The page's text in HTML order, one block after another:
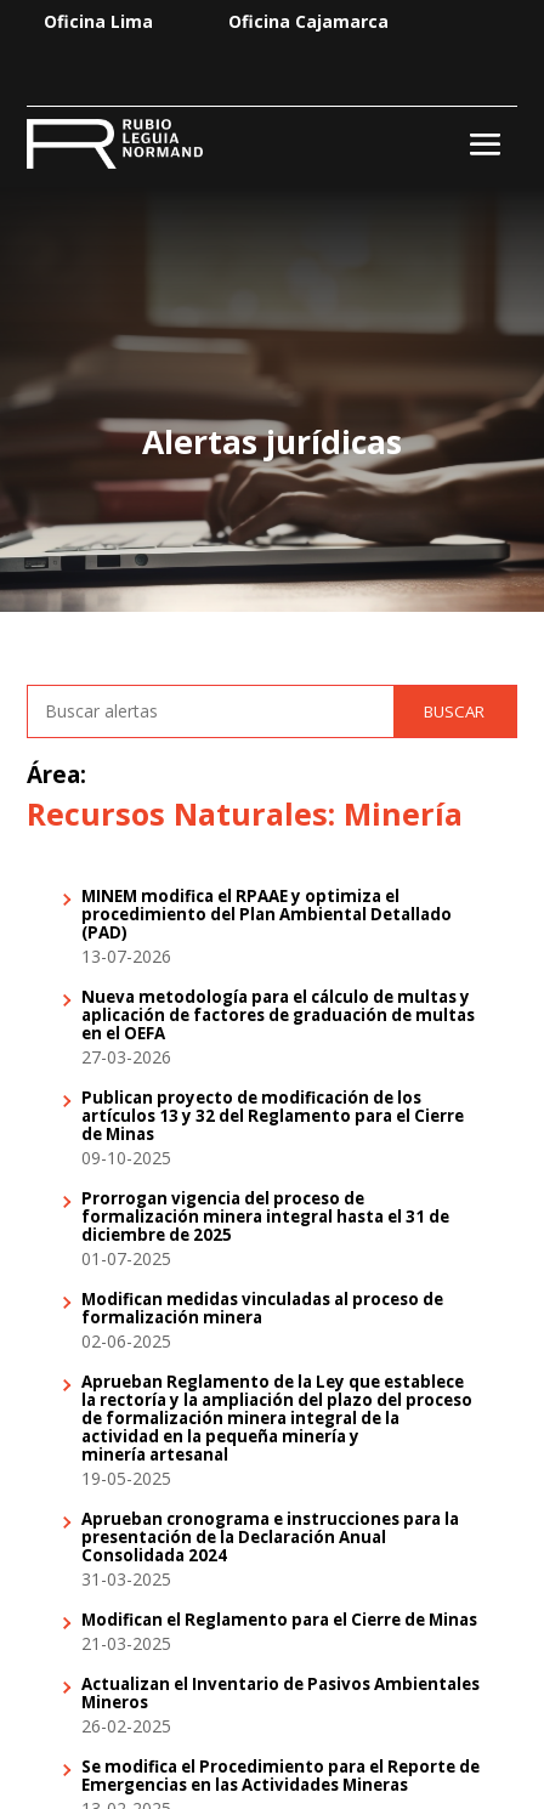
Oficina Lima Oficina Cajamarca
Alertas jurídicas
Área:
Recursos Naturales: Minería
MINEM modifica el RPAAE y optimiza el
procedimiento del Plan Ambiental Detallado
(PAD)
13-07-2026
Nueva metodología para el cálculo de multas y
aplicación de factores de graduación de multas
en el OEFA
27-03-2026
Publican proyecto de modificación de los
artículos 13 y 32 del Reglamento para el Cierre
de Minas
09-10-2025
Prorrogan vigencia del proceso de
formalización minera integral hasta el 31 de
diciembre de 2025
01-07-2025
Modifican medidas vinculadas al proceso de
formalización minera
02-06-2025
Aprueban Reglamento de la Ley que establece
la rectoría y la ampliación del plazo del proceso
de formalización minera integral de la
actividad en la pequeña minería y
minería artesanal
19-05-2025
Aprueban cronograma e instrucciones para la
presentación de la Declaración Anual
Consolidada 2024
31-03-2025
Modifican el Reglamento para el Cierre de Minas
21-03-2025
Actualizan el Inventario de Pasivos Ambientales
Mineros
26-02-2025
Se modifica el Procedimiento para el Reporte de
Emergencias en las Actividades Mineras